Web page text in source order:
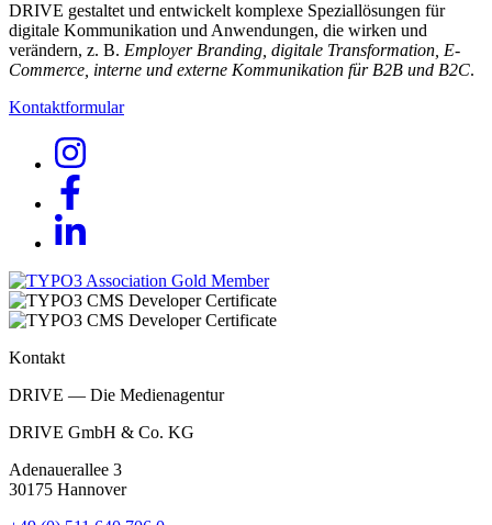
DRIVE gestaltet und entwickelt komplexe Speziallösungen für
digitale Kommunikation und Anwendungen, die wirken und
verändern, z. B. Employer Branding, digitale Transformation, E-
Commerce, interne und externe Kommunikation für B2B und B2C.
Kontaktformular
Kontakt
DRIVE — Die Medienagentur
DRIVE GmbH & Co. KG
Adenauerallee 3
30175 Hannover